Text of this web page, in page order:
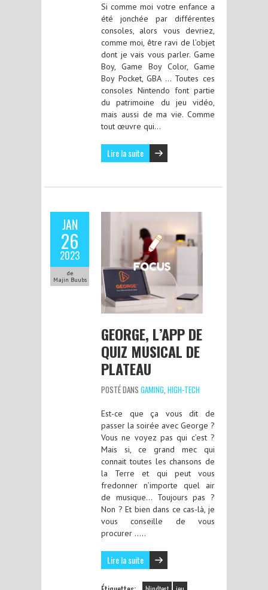
Si comme moi votre enfance a
été jonchée par différentes
consoles, alors vous devriez,
comme moi, être ravi de l’objet
dont je vais vous parler. Game
Boy, Game Boy Color, Game
Boy Pocket, GBA … Toutes ces
consoles Nintendo font partie
du patrimoine du jeu vidéo,
mais aussi de ma vie. Comme
tout œuvre qui…
Lire la suite
JAN
26
2023
de
Majin Buubs
GEORGE, L’APP DE
QUIZ MUSICAL DE
PLATEAU
POSTÉ DANS GAMING HIGH-TECH
Est-ce que ça vous dit de
passer la soirée avec George ?
Vous ne voyez pas qui c’est ?
Mais si, ce grand mec qui
connait toutes les chansons de
la Terre et qui peut vous
fredonner n’importe quel air
de musique… Toujours pas ?
Non ? Et bien dans ce cas-là, je
vous conseille de vous
procurer …..
Lire la suite